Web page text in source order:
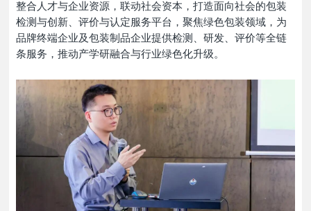
整合人才与企业资源，联动社会资本，打造面向社会的包装
检测与创新、评价与认定服务平台，聚焦绿色包装领域，为
品牌终端企业及包装制品企业提供检测、研发、评价等全链
条服务，推动产学研融合与行业绿色化升级。